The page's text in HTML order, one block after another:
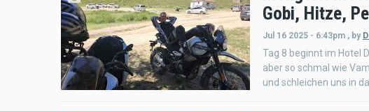
Gobi, Hitze,
Jul 16 2025 - 6:43pm , by
Tag 8 beginnt im Hotel
aber so schmal wie
und schleichen uns in